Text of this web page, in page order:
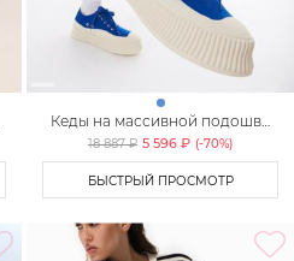
Кеды на массивной подошве
Lera Nena
18 887 ₽ 5 596 ₽ (-70%)
БЫСТРЫЙ ПРОСМОТР